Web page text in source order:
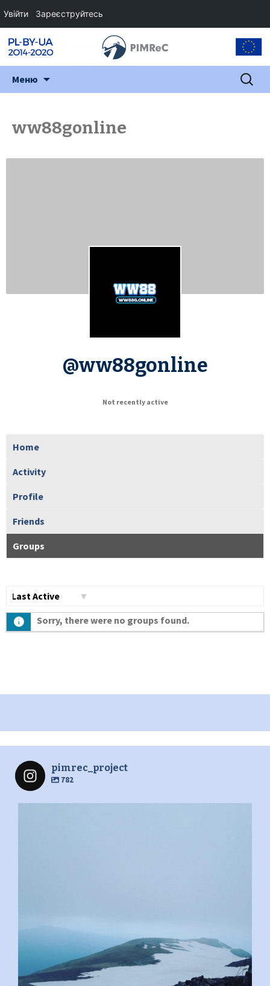
Меню Пошук:
ww88gonline
@ww88gonline
Not recently active
Home
Activity
Profile
Friends
Groups
по:
Sorry, there were no groups found.
pimrec_project
782
Увійти Зареєструйтесь